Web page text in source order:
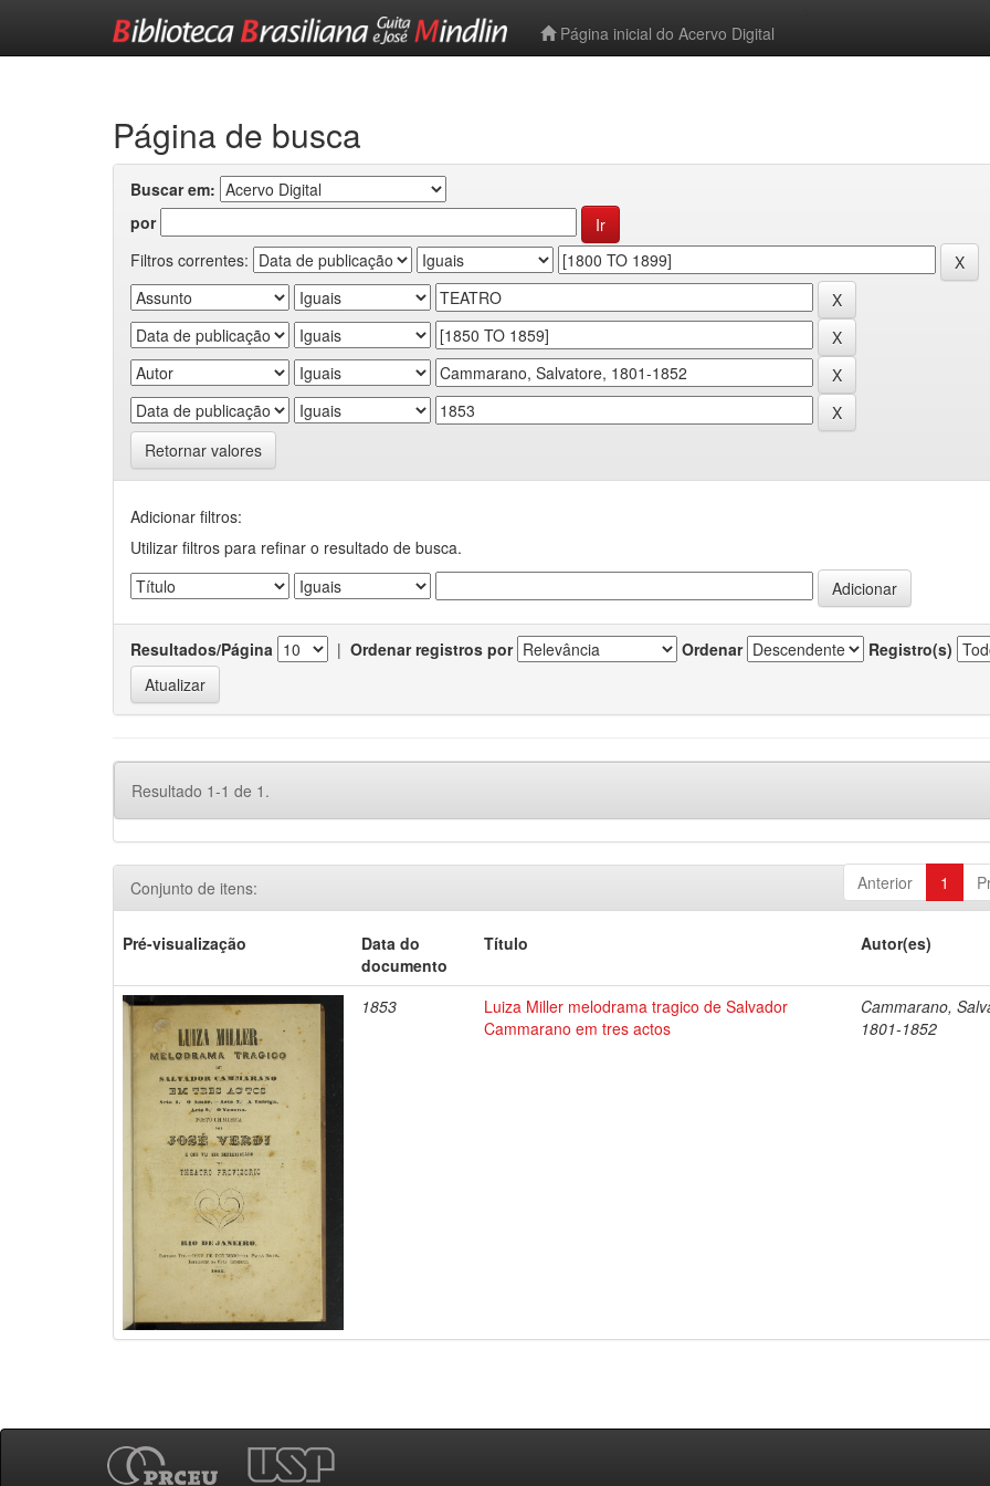
Página inicial do Acervo Digital
Página de busca
Buscar em:
por
Filtros correntes:
Retornar valores
Adicionar filtros:
Utilizar filtros para refinar o resultado de busca.
Resultados/Página | Ordenar registros por Ordenar Registro(s)
Resultado 1-1 de 1.
Anterior 1
Conjunto de itens:
Pré-visualização
Data do
documento
Título Autor(es)
1853
Luiza Miller melodrama tragico de Salvador
Cammarano em tres actos
Cammarano,
1801-1852